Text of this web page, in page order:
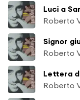
Luci a
Roberto
Signor
Roberto
Lettera
Roberto